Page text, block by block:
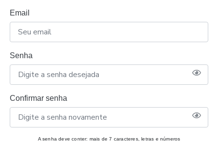
Email
Senha
Confirmar senha
A senha deve conter: mais de 7 caracteres, letras e números